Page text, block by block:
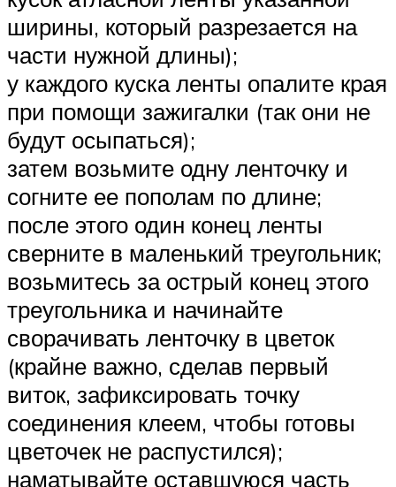
ширины, который разрезается на
части нужной длины);
у каждого куска ленты опалите края
при помощи зажигалки (так они не
будут осыпаться);
затем возьмите одну ленточку и
согните ее пополам по длине;
после этого один конец ленты
сверните в маленький треугольник;
возьмитесь за острый конец этого
треугольника и начинайте
сворачивать ленточку в цветок
(крайне важно, сделав первый
виток, зафиксировать точку
соединения клеем, чтобы готовы
цветочек не распустился);
наматывайте оставшуюся часть